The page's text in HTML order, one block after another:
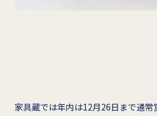
家具蔵では年内は12月26日まで通